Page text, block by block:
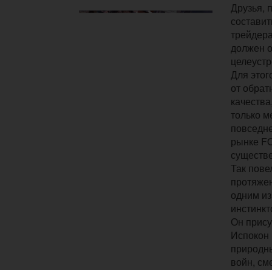
Друзья,
должен
Для
от
только
рынке
Так
одним
Он
войн,